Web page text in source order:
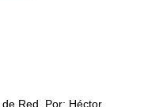
de Red. Por: Héctor